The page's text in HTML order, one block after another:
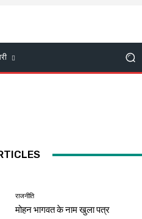
राजनीति
मोहन भागवत के नाम खुला पत्र